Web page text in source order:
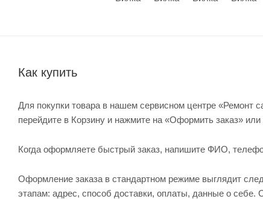
Как купить
Для покупки товара в нашем сервисном центре «Ремонт
перейдите в Корзину и нажмите на «Оформить заказ»
Когда оформляете быстрый заказ, напишите ФИО,
Оформление заказа в стандартном режиме выглядит
этапам: адрес, способ доставки, оплаты, данные о себе.